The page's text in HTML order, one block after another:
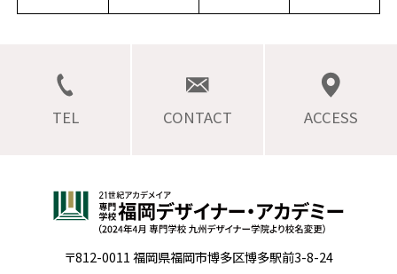
TEL CONTACT ACCESS
〒812-0011 福岡県福岡市博多区博多駅前3-8-24